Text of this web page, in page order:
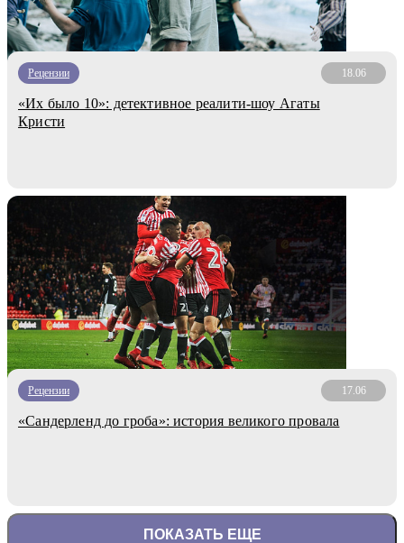
Рецензии 18.06
«Их было 10»: детективное реалити-шоу Агаты
Кристи
Рецензии 17.06
«Сандерленд до гроба»: история великого провала
ПОКАЗАТЬ ЕЩЕ